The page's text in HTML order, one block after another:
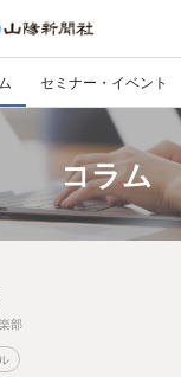
セミナー・イベント
コラム
部